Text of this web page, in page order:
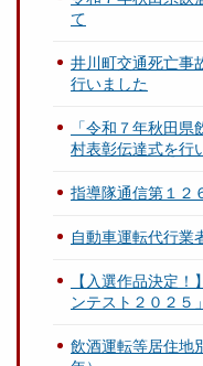
て
井川町交通死亡事
行いました
「令和７年秋田
村表彰伝達式を行
指導隊通信第１２
自動車運転代行業
【入選作品決定
ンテスト２０２５」
飲酒運転等居住地